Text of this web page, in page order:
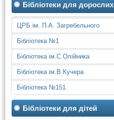
Бібліотеки для дорослих
ЦРБ ім. П.А. Загребельного
Бібліотека №1
Бібліотека ім.С.Олійника
Бібліотека ім.В.Кучера
Бібліотека №151
Бібліотеки для дітей